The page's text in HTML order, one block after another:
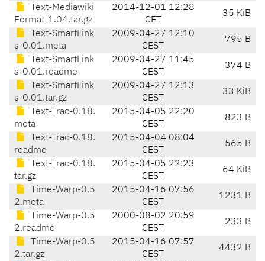
Text-Mediawiki
Format-1.04.tar.gz
2014-12-01 12:28
CET
35 KiB
Text-SmartLink
s-0.01.meta
2009-04-27 12:10
CEST
795 B
Text-SmartLink
s-0.01.readme
2009-04-27 11:45
CEST
374 B
Text-SmartLink
s-0.01.tar.gz
2009-04-27 12:13
CEST
33 KiB
Text-Trac-0.18.
meta
2015-04-05 22:20
CEST
823 B
Text-Trac-0.18.
readme
2015-04-04 08:04
CEST
565 B
Text-Trac-0.18.
tar.gz
2015-04-05 22:23
CEST
64 KiB
Time-Warp-0.5
2.meta
2015-04-16 07:56
CEST
1231 B
Time-Warp-0.5
2.readme
2000-08-02 20:59
CEST
233 B
Time-Warp-0.5
2.tar.gz
2015-04-16 07:57
CEST
4432 B